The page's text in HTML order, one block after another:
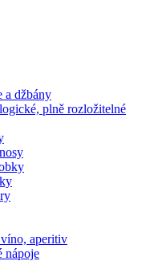
a džbány
plně rozložitelné
aperitiv
nápoje